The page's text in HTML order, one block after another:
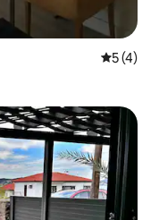
5 de
5 (4)